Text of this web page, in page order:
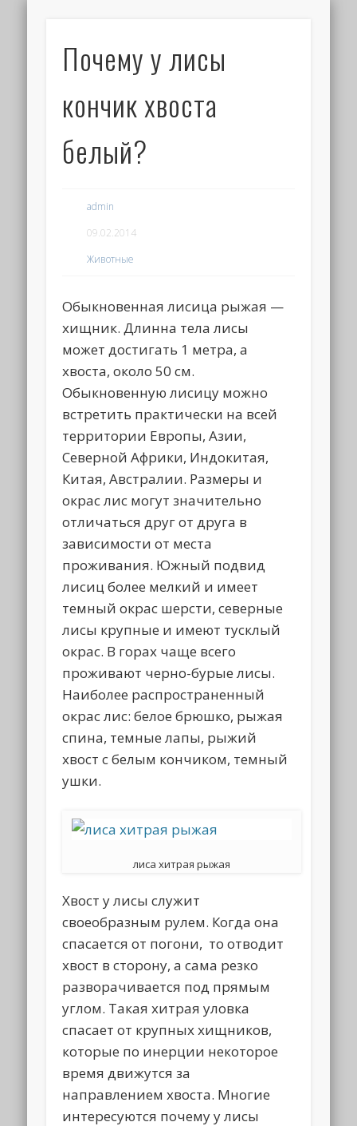
Почему у лисы
кончик хвоста
белый?
admin
09.02.2014
Животные
Обыкновенная лисица рыжая —
хищник. Длинна тела лисы
может достигать 1 метра, а
хвоста, около 50 см.
Обыкновенную лисицу можно
встретить практически на всей
территории Европы, Азии,
Северной Африки, Индокитая,
Китая, Австралии. Размеры и
окрас лис могут значительно
отличаться друг от друга в
зависимости от места
проживания. Южный подвид
лисиц более мелкий и имеет
темный окрас шерсти, северные
лисы крупные и имеют тусклый
окрас. В горах чаще всего
проживают черно-бурые лисы.
Наиболее распространенный
окрас лис: белое брюшко, рыжая
спина, темные лапы, рыжий
хвост с белым кончиком, темный
ушки.
лиса хитрая рыжая
Хвост у лисы служит
своеобразным рулем. Когда она
спасается от погони, то отводит
хвост в сторону, а сама резко
разворачивается под прямым
углом. Такая хитрая уловка
спасает от крупных хищников,
которые по инерции некоторое
время движутся за
направлением хвоста. Многие
интересуются почему у лисы